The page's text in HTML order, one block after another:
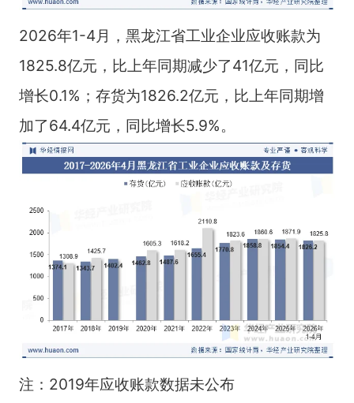
2026年1-4月，黑龙江省工业企业应收账款为
1825.8亿元，比上年同期减少了41亿元，同比
增长0.1%；存货为1826.2亿元，比上年同期增
加了64.4亿元，同比增长5.9%。
注：2019年应收账款数据未公布